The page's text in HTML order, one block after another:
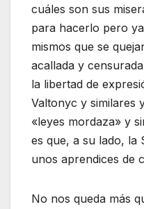
cuáles son sus
para hacerlo pero
mismos que se
acallada y
la libertad de
Valtonyc y similares
«leyes mordaza» y
es que, a su lado, la
unos aprendices de
No nos queda más